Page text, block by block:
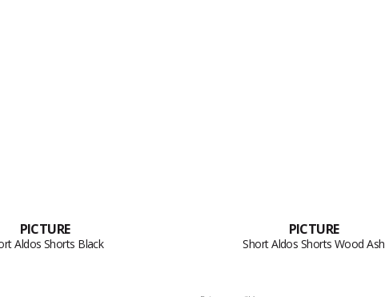
PICTURE
Aldos Shorts Black
PICTURE
Short Aldos Shorts Wood Ash